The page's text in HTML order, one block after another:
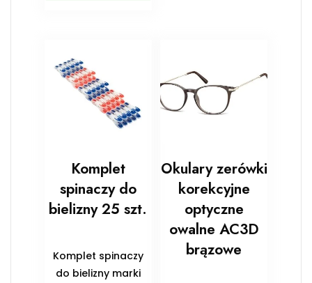
Komplet
spinaczy do
bielizny 25 szt.
Komplet spinaczy
do bielizny marki
Okulary zerówki
korekcyjne
optyczne
owalne AC3D
brązowe